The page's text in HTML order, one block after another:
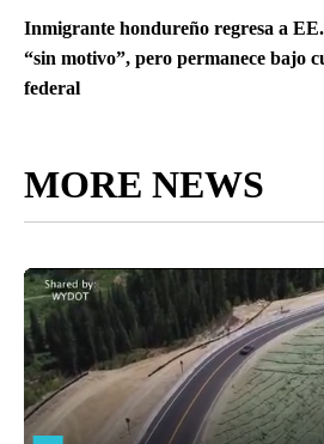
Inmigrante hondureño regresa a
“sin motivo”, pero permanece bajo
federal
MORE NEWS